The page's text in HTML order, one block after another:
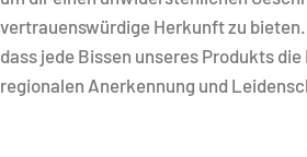
vertrauenswürdige Herkunft zu
dass jede Bissen unseres Produkts
regionalen Anerkennung und